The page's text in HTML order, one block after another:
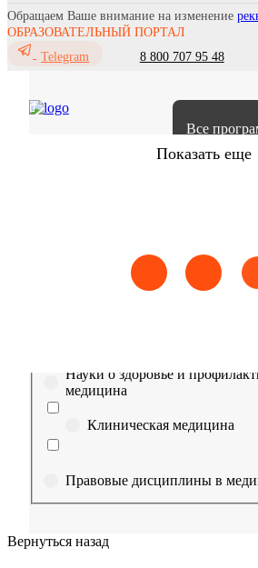
Обращаем Ваше внимание на изменение
ОБРАЗОВАТЕЛЬНЫЙ ПОРТАЛ
Telegram
8 800 707 95 48
Все
Показать еще
Сестринское дело Эпидемиология
Выберите направление
Науки о здоровье и
медицина
Клиническая медицина
Правовые дисциплины в
Вернуться назад